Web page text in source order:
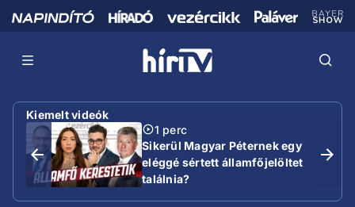
Kiemelt videók
1 perc
Sikerül Magyar Péternek egy
eléggé sértett államfőjelöltet
találnia?